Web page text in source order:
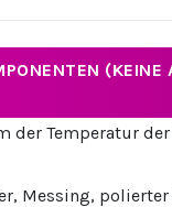
(KEINE
der Temperatur
Messing, polierter